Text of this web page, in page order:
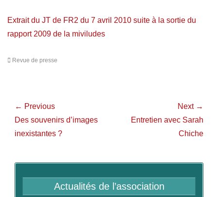
Extrait du JT de FR2 du 7 avril 2010 suite à la sortie du
rapport 2009 de la miviludes
Revue de presse
← Previous
Des souvenirs d’images
inexistantes ?
Next →
Entretien avec Sarah
Chiche
Actualités de l’association